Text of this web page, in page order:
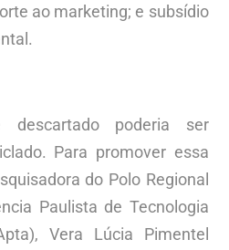
ao marketing; e subsídio
poderia ser
Para promover essa
do Polo Regional
Paulista de Tecnologia
Vera Lúcia Pimentel